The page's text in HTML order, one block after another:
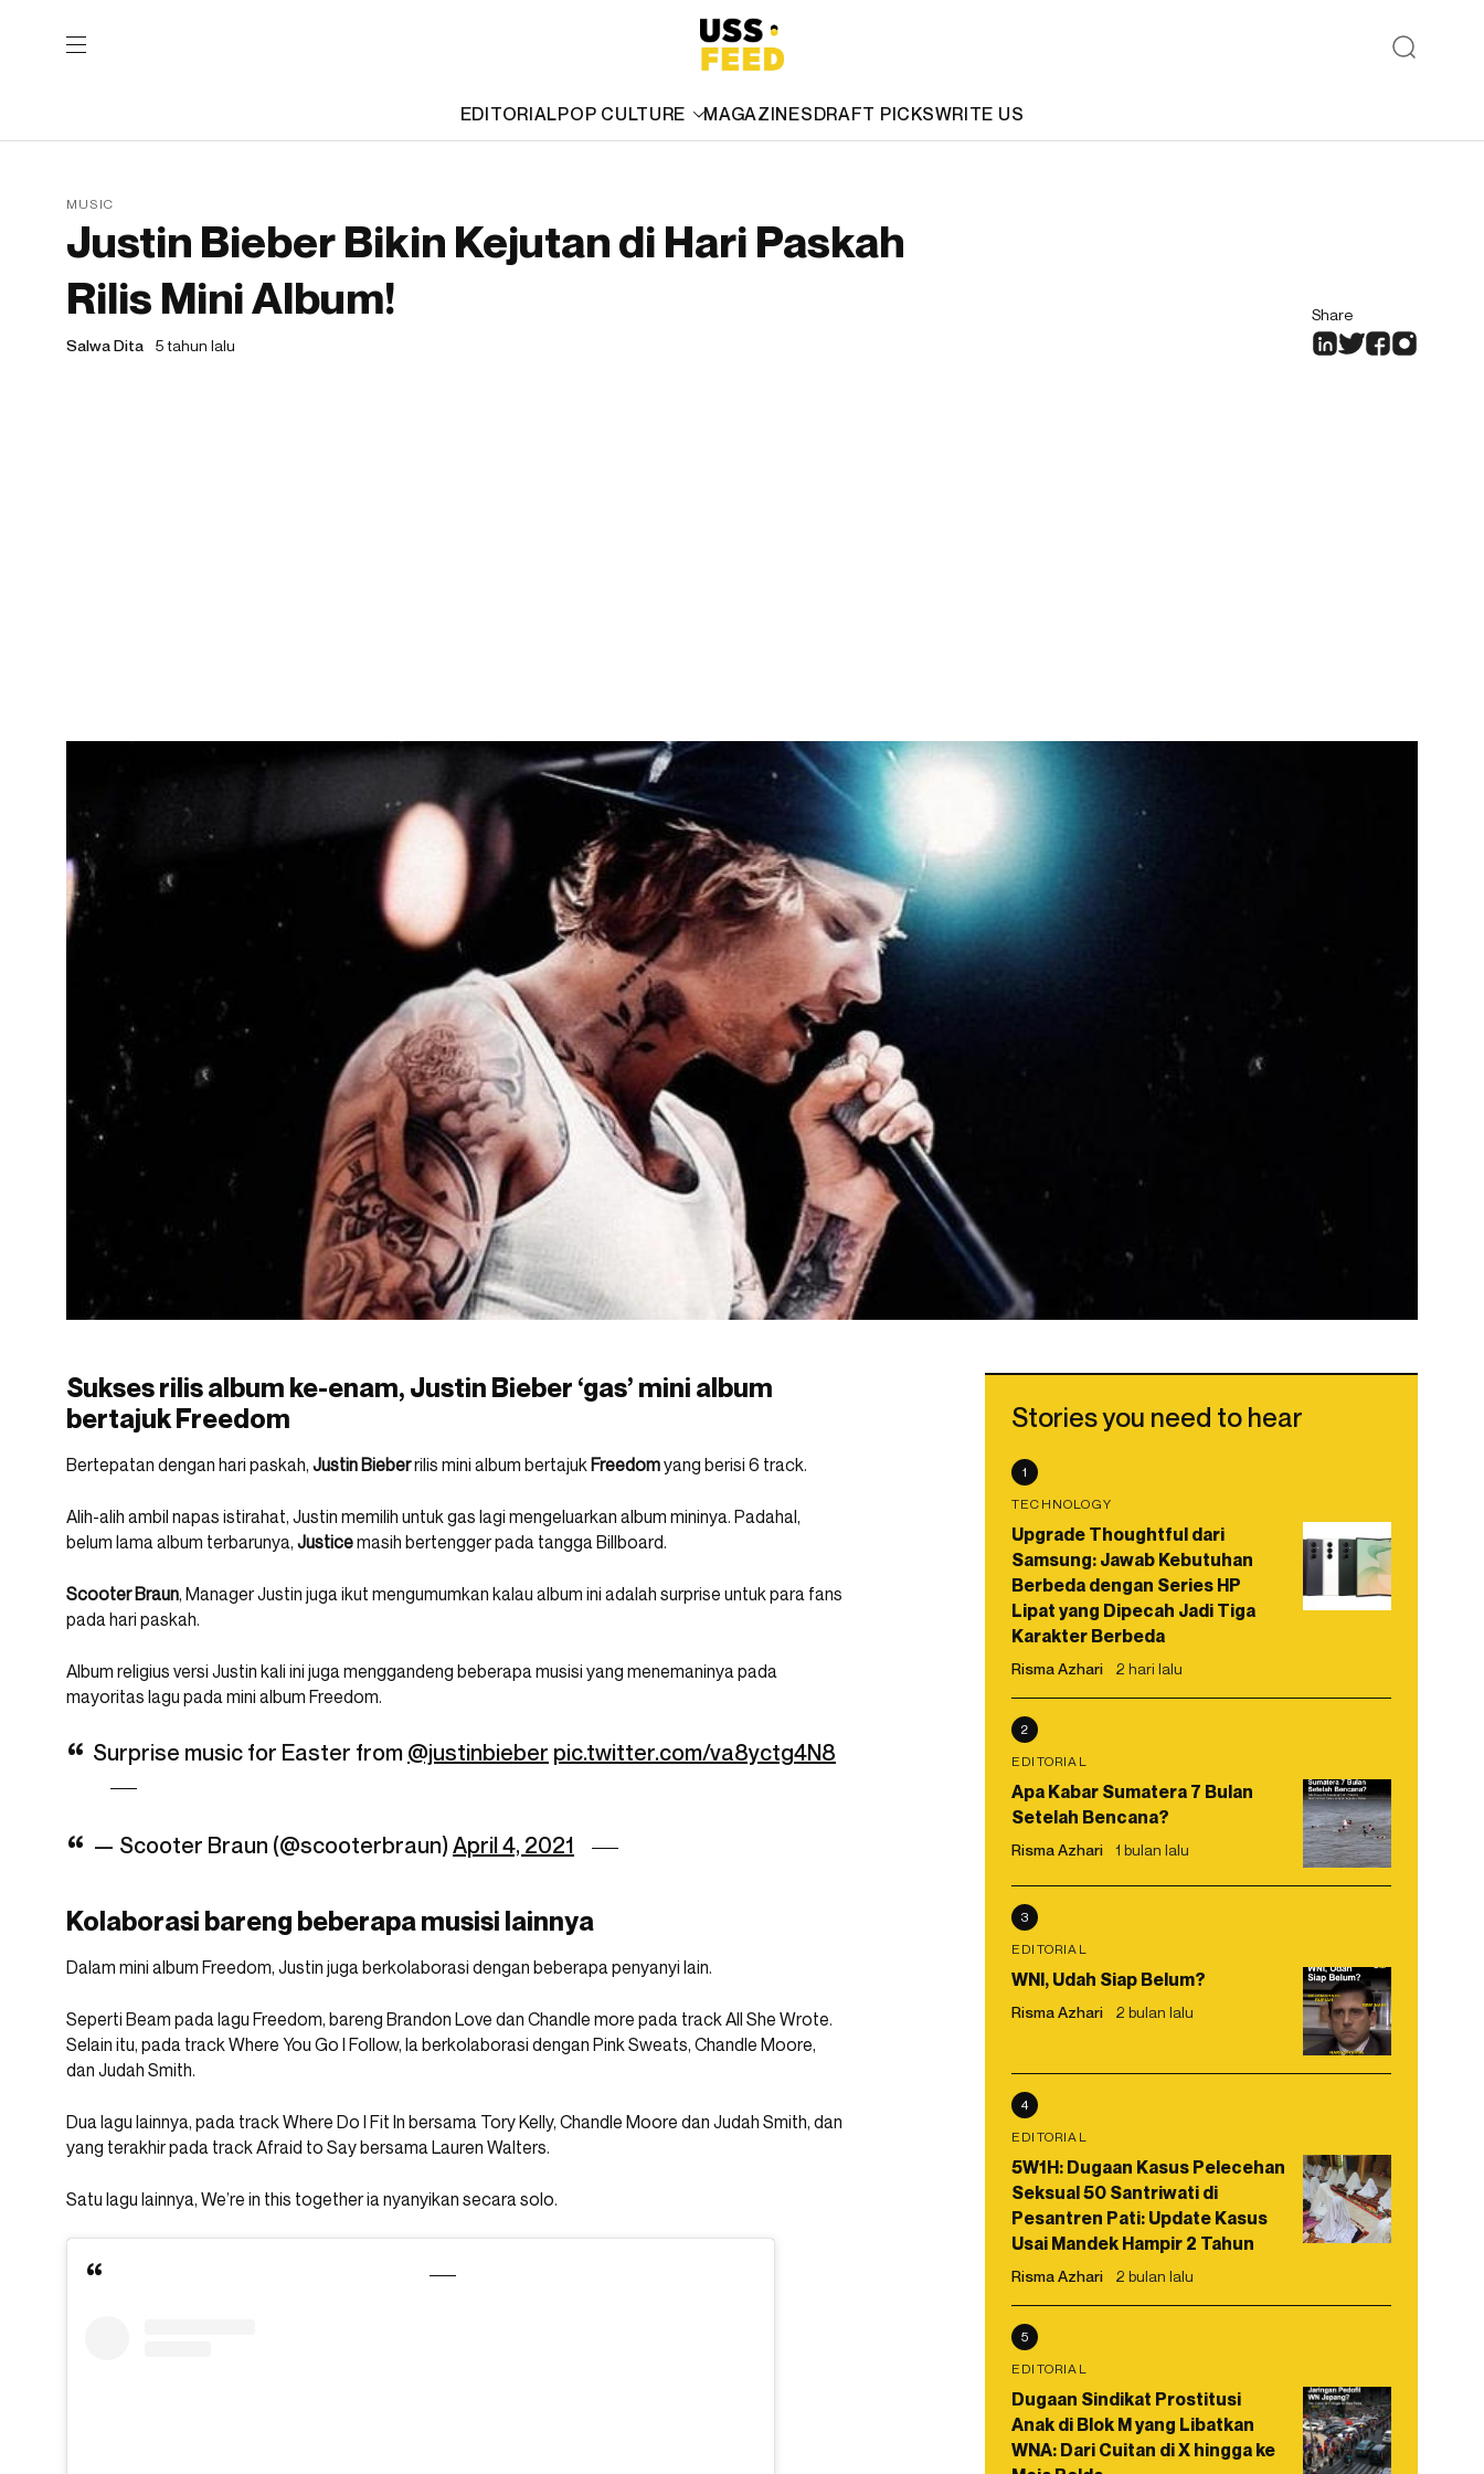
EDITORIALPOP CULTURE MAGAZINESDRAFT PICKSWRITE US
MUSIC
Justin Bieber Bikin Kejutan di Hari Paskah
Rilis Mini Album!
Salwa Dita 5 tahun lalu
Share
Sukses rilis album ke-enam, Justin Bieber ‘gas’ mini album
bertajuk Freedom
Bertepatan dengan hari paskah, Justin Bieberrilis mini album bertajuk Freedomyang berisi 6 track.
Alih-alih ambil napas istirahat, Justin memilih untuk gas lagi mengeluarkan album mininya. Padahal,
belum lama album terbarunya, Justicemasih bertengger pada tangga Billboard.
Scooter Braun, Manager Justin juga ikut mengumumkan kalau album ini adalah surprise untuk para fans
pada hari paskah.
Album religius versi Justin kali ini juga menggandeng beberapa musisi yang menemaninya pada
mayoritas lagu pada mini album Freedom.
Surprise music for Easter from @justinbieber pic.twitter.com/va8yctg4N8
— Scooter Braun (@scooterbraun) April 4, 2021
Kolaborasi bareng beberapa musisi lainnya
Dalam mini album Freedom, Justin juga berkolaborasi dengan beberapa penyanyi lain.
Seperti Beam pada lagu Freedom, bareng Brandon Love dan Chandle more pada track All She Wrote.
Selain itu, pada track Where You Go I Follow, Ia berkolaborasi dengan Pink Sweats, Chandle Moore,
dan Judah Smith.
Dua lagu lainnya, pada track Where Do I Fit In bersama Tory Kelly, Chandle Moore dan Judah Smith, dan
yang terakhir pada track Afraid to Say bersama Lauren Walters.
Satu lagu lainnya, We’re in this together ia nyanyikan secara solo.
Stories you need to hear
1
TECHNOLOGY
Upgrade Thoughtful dari
Samsung: Jawab Kebutuhan
Berbeda dengan Series HP
Lipat yang Dipecah Jadi Tiga
Karakter Berbeda
Risma Azhari 2 hari lalu
2
EDITORIAL
Apa Kabar Sumatera 7 Bulan
Setelah Bencana?
Risma Azhari 1 bulan lalu
3
EDITORIAL
WNI, Udah Siap Belum?
Risma Azhari 2 bulan lalu
4
EDITORIAL
5W1H: Dugaan Kasus Pelecehan
Seksual 50 Santriwati di
Pesantren Pati: Update Kasus
Usai Mandek Hampir 2 Tahun
Risma Azhari 2 bulan lalu
5
EDITORIAL
Dugaan Sindikat Prostitusi
Anak di Blok M yang Libatkan
WNA: Dari Cuitan di X hingga ke